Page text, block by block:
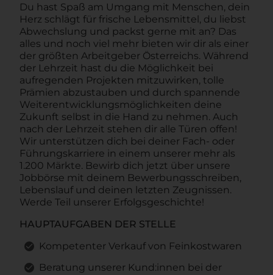
Du hast Spaß am Umgang mit Menschen, dein
Herz schlägt für frische Lebensmittel, du liebst
Abwechslung und packst gerne mit an? Das
alles und noch viel mehr bieten wir dir als einer
der größten Arbeitgeber Österreichs. Während
der Lehrzeit hast du die Möglichkeit bei
aufregenden Projekten mitzuwirken, tolle
Prämien abzustauben und durch spannende
Weiterentwicklungsmöglichkeiten deine
Zukunft selbst in die Hand zu nehmen. Auch
nach der Lehrzeit stehen dir alle Türen offen!
Wir unterstützen dich bei deiner Fach- oder
Führungskarriere in einem unserer mehr als
1.200 Märkte. Bewirb dich jetzt über unsere
Jobbörse mit deinem Bewerbungsschreiben,
Lebenslauf und deinen letzten Zeugnissen.
Werde Teil unserer Erfolgsgeschichte!
HAUPTAUFGABEN DER STELLE
Kompetenter Verkauf von Feinkostwaren
Beratung unserer Kund:innen bei der